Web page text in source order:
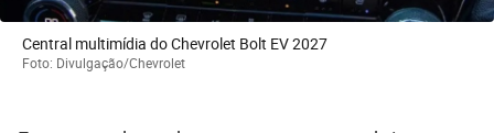
Central multimídia do Chevrolet Bolt EV 2027
Foto: Divulgação/Chevrolet